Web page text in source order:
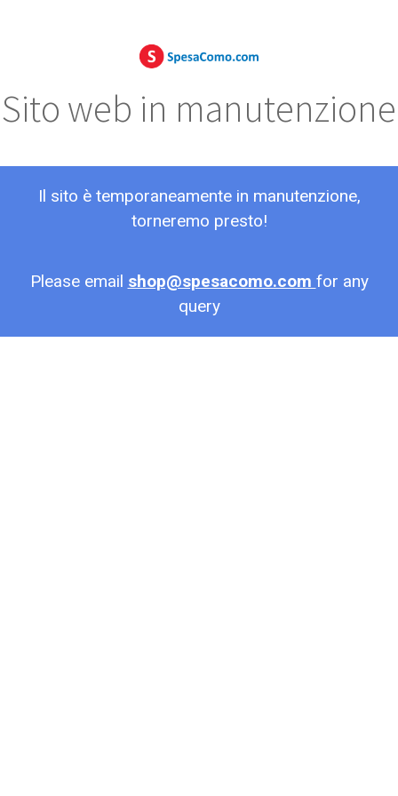
Sito web in manutenzione
Il sito è temporaneamente in manutenzione,
torneremo presto!
Please email shop@spesacomo.com for any
query